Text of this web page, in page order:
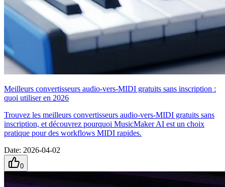
Meilleurs convertisseurs audio-vers-MIDI gratuits sans inscription :
quoi utiliser en 2026
Trouvez les meilleurs convertisseurs audio-vers-MIDI gratuits sans
inscription, et découvrez pourquoi MusicMaker AI est un choix
pratique pour des workflows MIDI rapides.
Date: 2026-04-02
0